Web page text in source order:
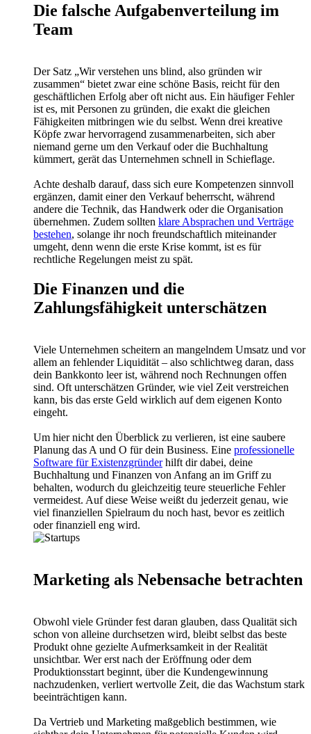
Die falsche Aufgabenverteilung im
Team
Der Satz „Wir verstehen uns blind, also gründen wir
zusammen“ bietet zwar eine schöne Basis, reicht für den
geschäftlichen Erfolg aber oft nicht aus. Ein häufiger Fehler
ist es, mit Personen zu gründen, die exakt die gleichen
Fähigkeiten mitbringen wie du selbst. Wenn drei kreative
Köpfe zwar hervorragend zusammenarbeiten, sich aber
niemand gerne um den Verkauf oder die Buchhaltung
kümmert, gerät das Unternehmen schnell in Schieflage.
Achte deshalb darauf, dass sich eure Kompetenzen sinnvoll
ergänzen, damit einer den Verkauf beherrscht, während
andere die Technik, das Handwerk oder die Organisation
übernehmen. Zudem sollten klare Absprachen und Verträge
bestehen, solange ihr noch freundschaftlich miteinander
umgeht, denn wenn die erste Krise kommt, ist es für
rechtliche Regelungen meist zu spät.
Die Finanzen und die
Zahlungsfähigkeit unterschätzen
Viele Unternehmen scheitern an mangelndem Umsatz und vor
allem an fehlender Liquidität – also schlichtweg daran, dass
dein Bankkonto leer ist, während noch Rechnungen offen
sind. Oft unterschätzen Gründer, wie viel Zeit verstreichen
kann, bis das erste Geld wirklich auf dem eigenen Konto
eingeht.
Um hier nicht den Überblick zu verlieren, ist eine saubere
Planung das A und O für dein Business. Eine professionelle
Software für Existenzgründerhilft dir dabei, deine
Buchhaltung und Finanzen von Anfang an im Griff zu
behalten, wodurch du gleichzeitig teure steuerliche Fehler
vermeidest. Auf diese Weise weißt du jederzeit genau, wie
viel finanziellen Spielraum du noch hast, bevor es zeitlich
oder finanziell eng wird.
Marketing als Nebensache betrachten
Obwohl viele Gründer fest daran glauben, dass Qualität sich
schon von alleine durchsetzen wird, bleibt selbst das beste
Produkt ohne gezielte Aufmerksamkeit in der Realität
unsichtbar. Wer erst nach der Eröffnung oder dem
Produktionsstart beginnt, über die Kundengewinnung
nachzudenken, verliert wertvolle Zeit, die das Wachstum stark
beeinträchtigen kann.
Da Vertrieb und Marketing maßgeblich bestimmen, wie